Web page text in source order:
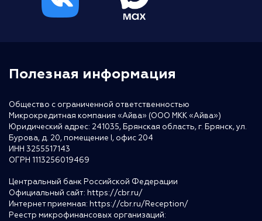
Полезная информация
Общество с ограниченной ответственностью
Микрокредитная компания «Айва» (ООО МКК «Айва»)
Юридический адрес: 241035, Брянская область, г. Брянск, ул.
Бурова, д. 20, помещение I, офис 204
ИНН 3255517143
ОГРН 1113256019469
Центральный банк Российской Федерации
Официальный сайт: https://cbr.ru/
Интернет приемная: https://cbr.ru/Reception/
Реестр микрофинансовых организаций: